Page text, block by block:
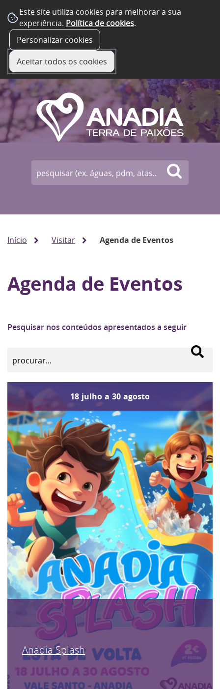
Este site utiliza cookies para melhorar a sua
experiência. Política de cookies.
Personalizar cookies
Aceitar todos os cookies
Início Visitar Agenda de Eventos
Agenda de Eventos
Pesquisar nos conteúdos apresentados a seguir
18 julho a 30 agosto
Anadia Splash